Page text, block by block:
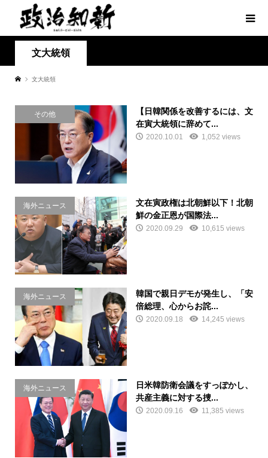
文大統領
文大統領
その他
【日韓関係を改善するには、文
在寅大統領に辞めて...
2020.10.01 1,052 views
海外ニュース
文在寅政権は北朝鮮以下！北朝
鮮の金正恩が国際法...
2020.09.29 10,615 views
海外ニュース
韓国で親日デモが発生し、「安
倍総理、心からお詫...
2020.09.18 14,245 views
海外ニュース
日米韓防衛会議をすっぽかし、
共産主義に対する捜...
2020.09.16 11,385 views